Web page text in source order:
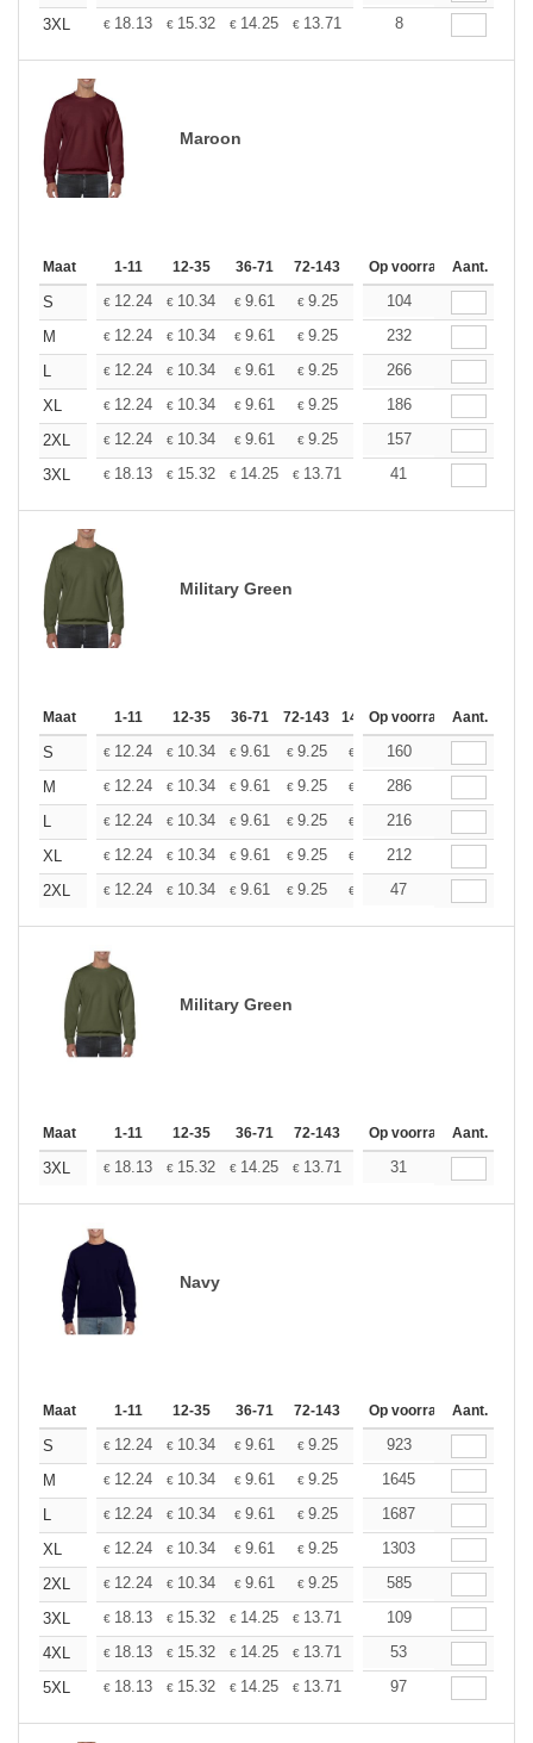
3XL
€ 18.13 € 15.32 € 14.25 € 13.71 12.95
8
Maroon
Maat 1-11 12-35 36-71 72-143 144-287 288 + Meer
Op voorraadAant.
S € 12.24 € 10.34 € 9.61 € 9.25 8.74
104
M
€ 12.24 € 10.34 € 9.61 € 9.25 8.74
232
L
€ 12.24 € 10.34 € 9.61 € 9.25 8.74
266
XL
€ 12.24 € 10.34 € 9.61 € 9.25 8.74
186
2XL
€ 12.24 € 10.34 € 9.61 € 9.25 8.74
157
3XL
€ 18.13 € 15.32 € 14.25 € 13.71 12.95
41
Military Green
Maat 1-11 12-35 36-71 72-143 144-287 288 + Meer
Op voorraadAant.
S € 12.24 € 10.34 € 9.61 € 9.25 € 8.74 €
160
M
€ 12.24 € 10.34 € 9.61 € 9.25 € 8.74 €
286
L
€ 12.24 € 10.34 € 9.61 € 9.25 € 8.74 €
216
XL
€ 12.24 € 10.34 € 9.61 € 9.25 € 8.74 €
212
2XL
€ 12.24 € 10.34 € 9.61 € 9.25 € 47
Military Green
Maat 1-11 12-35 36-71 72-143 144-287 288 + Meer
Op voorraadAant.
3XL € 18.13 € 15.32 € 14.25 € 13.71 12.95
31
Navy
Maat 1-11 12-35 36-71 72-143 144-287 288 + Meer
Op voorraadAant.
S € 12.24 € 10.34 € 9.61 € 9.25 8.74
923
M
€ 12.24 € 10.34 € 9.61 € 9.25 8.74
1645
L
€ 12.24 € 10.34 € 9.61 € 9.25 8.74
1687
XL
€ 12.24 € 10.34 € 9.61 € 9.25 8.74
1303
2XL
€ 12.24 € 10.34 € 9.61 € 9.25 8.74
585
3XL
€ 18.13 € 15.32 € 14.25 € 13.71 12.95
109
4XL
€ 18.13 € 15.32 € 14.25 € 13.71 12.95
53
5XL
€ 18.13 € 15.32 € 14.25 € 13.71 12.95
97